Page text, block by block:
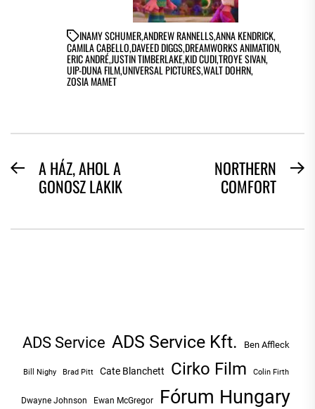
INAMY SCHUMER,ANDREW RANNELLS,ANNA KENDRICK,
CAMILA CABELLO,DAVEED DIGGS,DREAMWORKS ANIMATION,
ERIC ANDRÉ,JUSTIN TIMBERLAKE,KID CUDI,TROYE SIVAN,
UIP-DUNA FILM,UNIVERSAL PICTURES,WALT DOHRN,
ZOSIA MAMET
BEJEGYZÉS
NAVIGÁCIÓ
PreviousA HÁZ, AHOL A
GONOSZ LAKIK
NORTHERN
COMFORT
ADS Service ADS Service Kft. Ben Affleck
Bill Nighy Brad Pitt Cate Blanchett Cirko Film Colin Firth
Dwayne Johnson Ewan McGregor Fórum Hungary